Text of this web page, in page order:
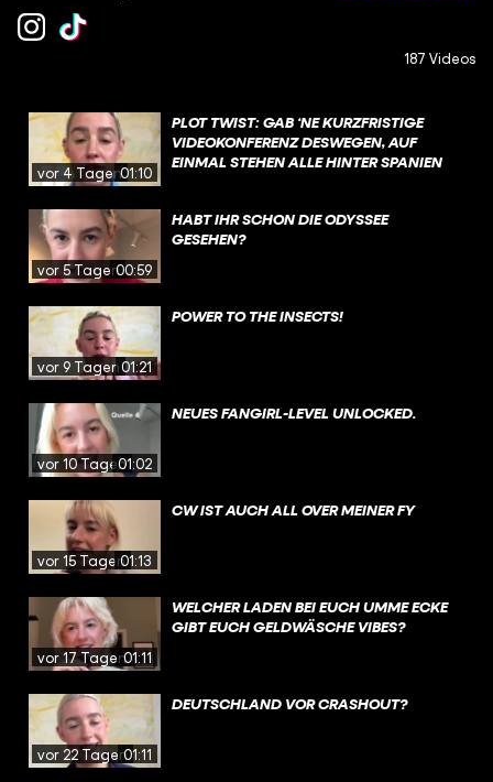
187 Videos
vor 4 Tagen01:10
PLOT TWIST: GAB ‘NE KURZFRISTIGE
VIDEOKONFERENZ DESWEGEN, AUF
EINMAL STEHEN ALLE HINTER SPANIEN
vor 5 Tagen00:59
HABT IHR SCHON DIE ODYSSEE
GESEHEN?
vor 9 Tagen01:21
POWER TO THE INSECTS!
vor 10 Tagen01:02
NEUES FANGIRL-LEVEL UNLOCKED.
vor 15 Tagen01:13
CW IST AUCH ALL OVER MEINER FY
vor 17 Tagen01:11
WELCHER LADEN BEI EUCH UMME ECKE
GIBT EUCH GELDWÄSCHE VIBES?
vor 22 Tagen01:11
DEUTSCHLAND VOR CRASHOUT?